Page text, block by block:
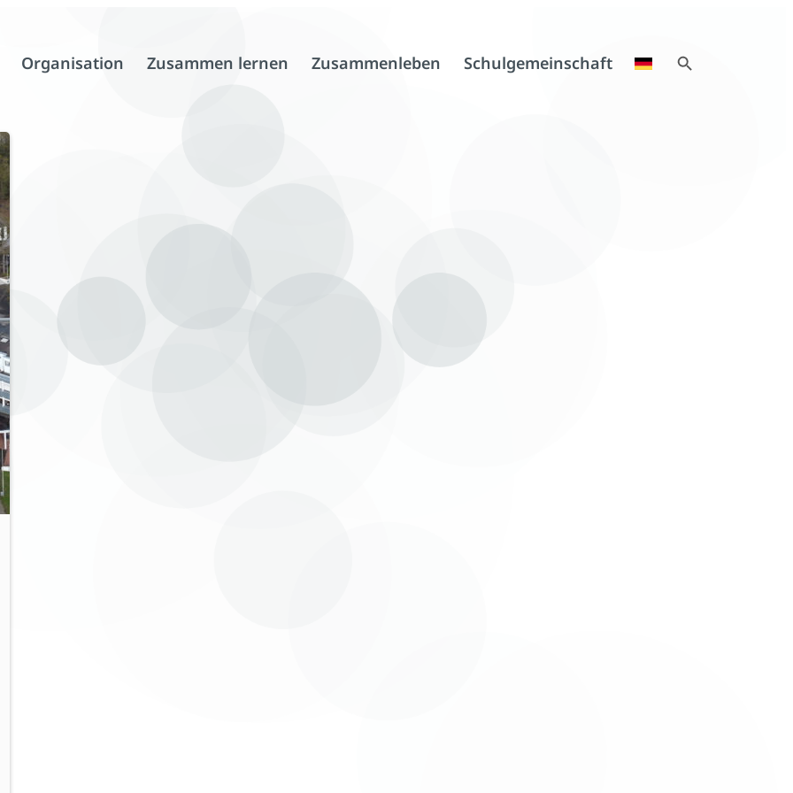
Organisation Zusammen lernen Zusammenleben Schulgemeinschaft